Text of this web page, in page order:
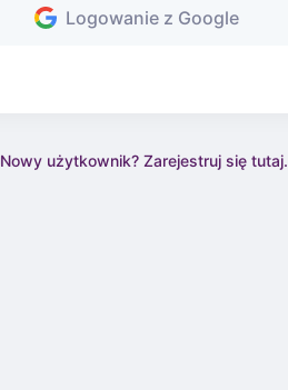
Logowanie z Google
Nowy użytkownik? Zarejestruj się tutaj.